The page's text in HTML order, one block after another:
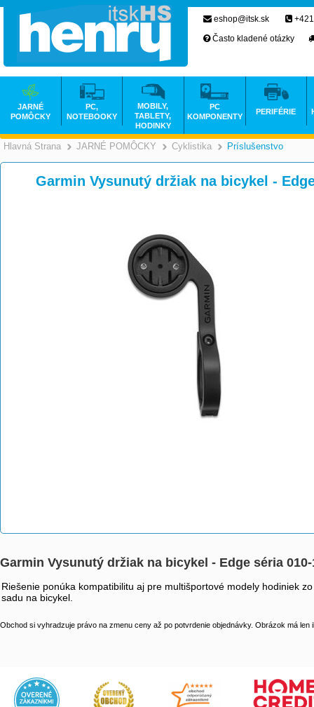
Hlavná Strana >
JARNÉ POMÔCKY >
Cyklistika >
Príslušenstvo
Garmin Vysunutý držiak na bicykel -
Garmin Vysunutý držiak na bicykel - Edge séria 010-
Riešenie ponúka kompatibilitu aj pre multišportové modely hodiniek
sadu na bicykel.
Obchod si vyhradzuje právo na zmenu ceny až po potvrdenie objednávky. Obrázok má len
eshop@itsk.sk
Často kladené otázky
JARNÉ
POMÔCKY
PC,
NOTEBOOKY
MOBILY,
TABLETY,
HODINKY
PC
KOMPONENTY
PERIFÉRIE